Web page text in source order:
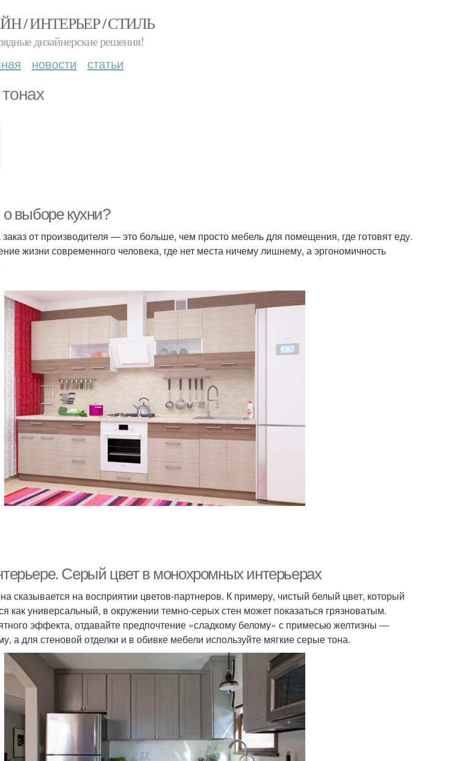
/ ИНТЕРЬЕР / СТИЛЬ
дизайнерские решения!
новости статьи
выборе кухни?
от производителя — это больше, чем просто мебель для помещения, где готовят еду.
жизни современного человека, где нет места ничему лишнему, а эргономичность
Серый цвет в монохромных интерьерах
сказывается на восприятии цветов-партнеров. К примеру, чистый белый цвет, который
как универсальный, в окружении темно-серых стен может показаться грязноватым.
эффекта, отдавайте предпочтение «сладкому белому» с примесью желтизны ―
а для стеновой отделки и в обивке мебели используйте мягкие серые тона.